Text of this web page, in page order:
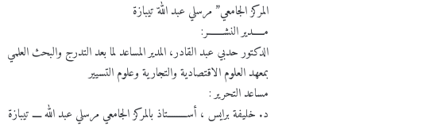
المركز الجامعي” مرسلي عبد اللهّ تيبازة
مـــــدير النشـــــــر:
الدكتور حدبي عبد القادر، المدير المساعد لما بعد التدرج والبحث العلمي
بمعهد العلوم الاقتصادية والتجارية وعلوم التسيير
مساعد التحرير :
د. خليفة برايس ، أســــــــتاذ بالمركز الجامعي مرسلي عبد الله ــــ تيبازة